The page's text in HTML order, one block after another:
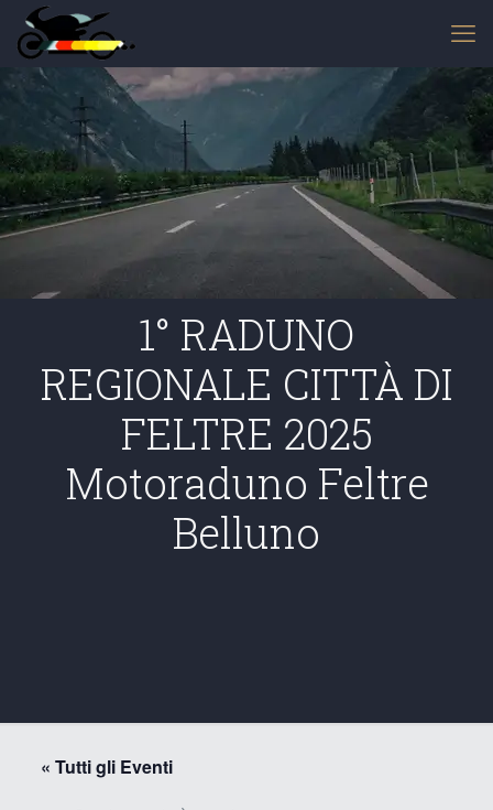
1° RADUNO
REGIONALE CITTÀ DI
FELTRE 2025
Motoraduno Feltre
Belluno
« Tutti gli Eventi